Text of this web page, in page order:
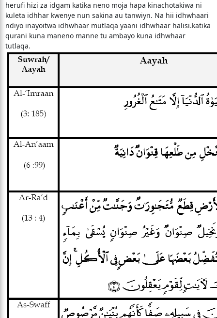
herufi hizi za idgam katika neno moja hapa kinachotakiwa ni
kuleta idhhar kwenye nun sakina au tanwiyn. Na hii idhwhaari
ndiyo inayoitwa idhwhaar mutlaqa yaani idhwhaar halisi.katika
qurani kuna maneno manne tu ambayo kuna idhwhaar
tutlaqa.